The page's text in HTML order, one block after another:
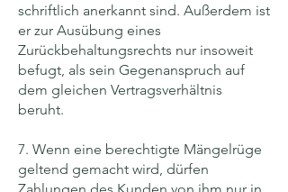
schriftlich anerkannt sind. Außerdem ist
er zur Ausübung eines
Zurückbehaltungsrechts nur insoweit
befugt, als sein Gegenanspruch auf
dem gleichen Vertragsverhältnis
beruht.
7. Wenn eine berechtigte Mängelrüge
geltend gemacht wird, dürfen